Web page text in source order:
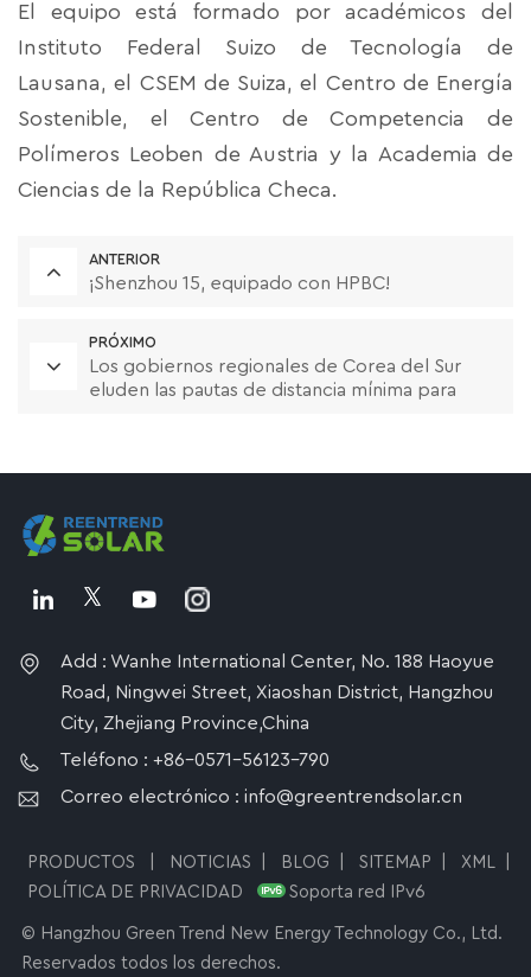
El equipo está formado por académicos del
Instituto Federal Suizo de Tecnología de
Lausana, el CSEM de Suiza, el Centro de Energía
Sostenible, el Centro de Competencia de
Polímeros Leoben de Austria y la Academia de
Ciencias de la República Checa.
ANTERIOR
¡Shenzhou 15, equipado con HPBC!
PRÓXIMO
Los gobiernos regionales de Corea del Sur
eluden las pautas de distancia mínima para
Add : Wanhe International Center, No. 188 Haoyue
Road, Ningwei Street, Xiaoshan District, Hangzhou
City, Zhejiang Province,China
Teléfono : +86-0571-56123-790
Correo electrónico : info@greentrendsolar.cn
PRODUCTOS NOTICIAS BLOG SITEMAP XML
POLÍTICA DE PRIVACIDAD
Soporta red IPv6
© Hangzhou Green Trend New Energy Technology Co., Ltd.
Reservados todos los derechos.